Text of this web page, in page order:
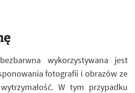
wykorzystywana jest
fotografii i obrazów ze
W tym przypadku